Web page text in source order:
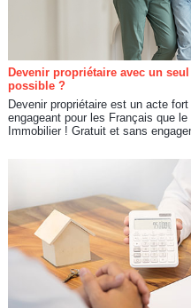
Devenir propriétaire avec un
possible ?
Devenir propriétaire est un acte
engageant pour les Français que
Immobilier ! Gratuit et sans